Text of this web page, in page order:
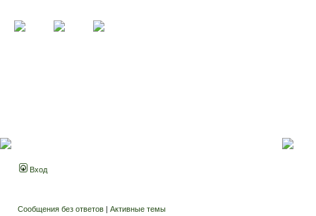
Вход
Сообщения без ответов | Активные темы